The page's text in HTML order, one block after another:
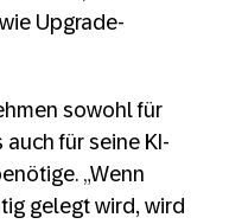
Upgrade-
sowohl für
für seine KI-
„Wenn
gelegt wird, wird